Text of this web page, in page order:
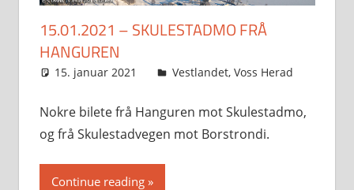
15.01.2021 – SKULESTADMO FRÅ
HANGUREN
15. januar 2021 Svein
Vestlandet, Voss Herad
Nokre bilete frå Hanguren mot Skulestadmo,
og frå Skulestadvegen mot Borstrondi.
Continue reading